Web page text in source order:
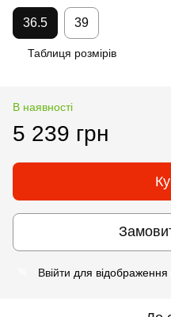
36.5 39
Таблиця розмірів
В наявності
5 239 грн
Ввійти для відображення